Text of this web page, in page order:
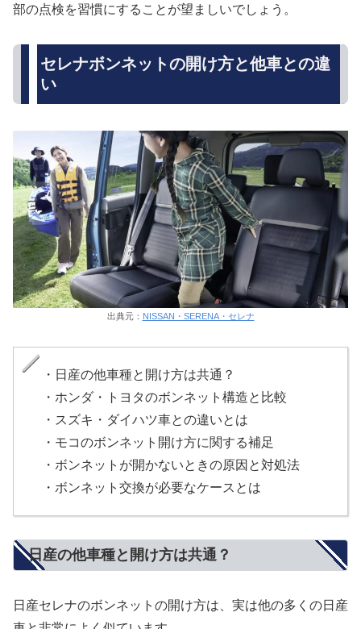
部の点検を習慣にすることが望ましいでしょう。
セレナボンネットの開け方と他車との違
い
出典元： NISSAN・SERENA・セレナ
・日産の他車種と開け方は共通？
・ホンダ・トヨタのボンネット構造と比較
・スズキ・ダイハツ車との違いとは
・モコのボンネット開け方に関する補足
・ボンネットが開かないときの原因と対処法
・ボンネット交換が必要なケースとは
日産の他車種と開け方は共通？
日産セレナのボンネットの開け方は、実は他の多くの日産